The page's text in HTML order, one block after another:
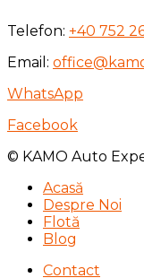
Telefon: +40 752
Email:
WhatsApp
Facebook
© KAMO Auto
Acasă
Despre Noi
Flotă
Blog
Contact